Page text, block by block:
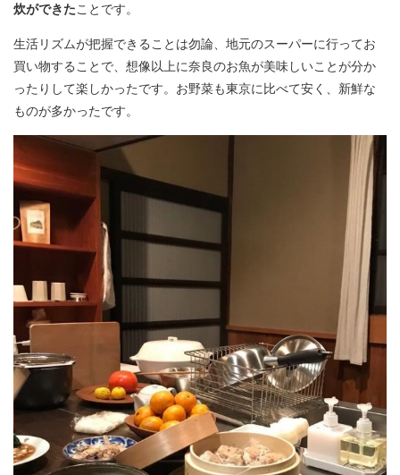
炊ができたことです。
生活リズムが把握できることは勿論、地元のスーパーに行ってお
買い物することで、想像以上に奈良のお魚が美味しいことが分か
ったりして楽しかったです。お野菜も東京に比べて安く、新鮮な
ものが多かったです。